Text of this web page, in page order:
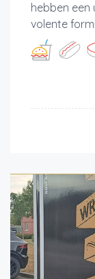
hebben een
volente